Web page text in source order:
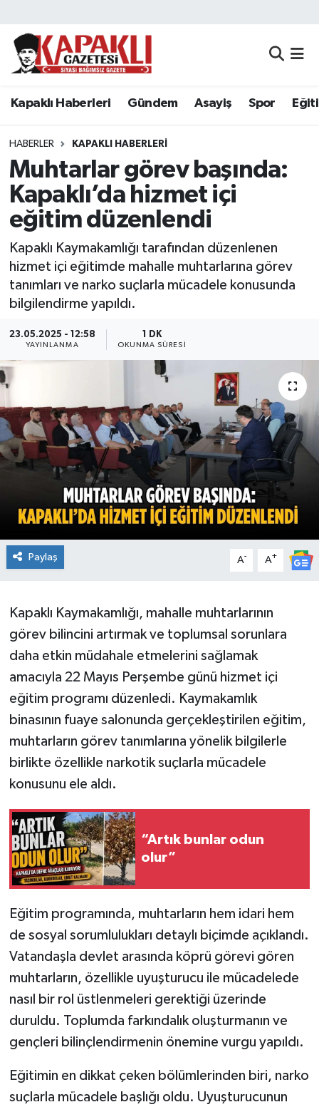
Kapaklı Haberleri Gündem Asayiş Spor
HABERLER KAPAKLI HABERLERI
Muhtarlar görev başında:
Kapaklı’da hizmet içi
eğitim düzenlendi
Kapaklı Kaymakamlığı tarafından düzenlenen
hizmet içi eğitimde mahalle muhtarlarına görev
tanımları ve narko suçlarla mücadele konusunda
bilgilendirme yapıldı.
23.05.2025 - 12:58
YAYINLANMA
1 DK
OKUNMA SÜRESI
Paylaş A- A+
Kapaklı Kaymakamlığı, mahalle muhtarlarının
görev bilincini artırmak ve toplumsal sorunlara
daha etkin müdahale etmelerini sağlamak
amacıyla 22 Mayıs Perşembe günü hizmet içi
eğitim programı düzenledi. Kaymakamlık
binasının fuaye salonunda gerçekleştirilen eğitim,
muhtarların görev tanımlarına yönelik bilgilerle
birlikte özellikle narkotik suçlarla mücadele
konusunu ele aldı.
“Artık bunlar odun
olur”
Eğitim programında, muhtarların hem idari hem
de sosyal sorumlulukları detaylı biçimde açıklandı.
Vatandaşla devlet arasında köprü görevi gören
muhtarların, özellikle uyuşturucu ile mücadelede
nasıl bir rol üstlenmeleri gerektiği üzerinde
duruldu. Toplumda farkındalık oluşturmanın ve
gençleri bilinçlendirmenin önemine vurgu yapıldı.
Eğitimin en dikkat çeken bölümlerinden biri, narko
suçlarla mücadele başlığı oldu. Uyuşturucunun
Kapaklı Haberleri
Asayiş
Spor
Eğitim
Resmi Reklamlar
Tekirdağ
Ekonomi
Teknoloji
Yaşam
Tekirdağ Nöbetçi Eczaneler
Tekirdağ Namaz Vakitleri
Tekirdağ Trafik Yoğunluk Haritası
Süper Lig Puan Durumu ve Fikstür
Son Dakika Haberleri
Haber Arşivi